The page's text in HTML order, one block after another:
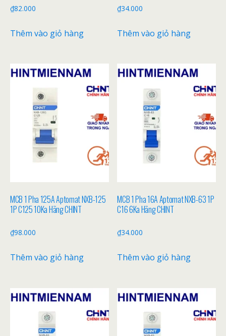
₫82.000
Thêm vào giỏ hàng
₫34.000
Thêm vào giỏ hàng
MCB 1 Pha 125A Aptomat NXB-125
1P C125 10Ka Hãng CHINT
₫98.000
Thêm vào giỏ hàng
MCB 1 Pha 16A Aptomat NXB-63 1P
C16 6Ka Hãng CHINT
₫34.000
Thêm vào giỏ hàng